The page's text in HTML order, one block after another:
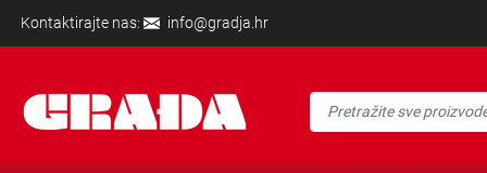
Kontaktirajte nas: info@gradja.hr